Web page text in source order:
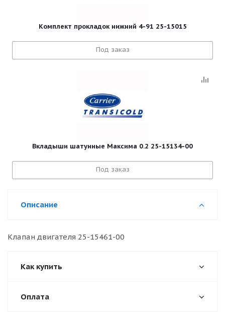
Комплект прокладок нижний 4-91 25-15015
Под заказ
Вкладыши шатунные Максима 0.2 25-15134-00
Под заказ
Описание
Клапан двигателя 25-15461-00
Как купить
Оплата